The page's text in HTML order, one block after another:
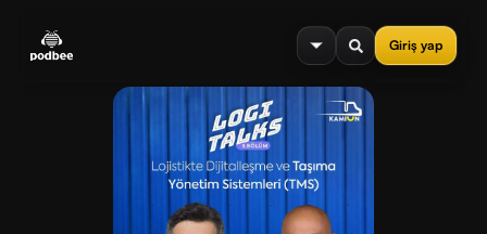
Giriş yap
menu